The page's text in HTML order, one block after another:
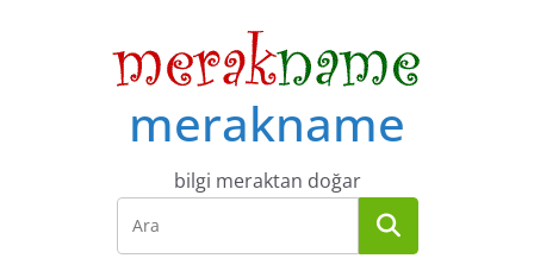
merakname
bilgi meraktan doğar